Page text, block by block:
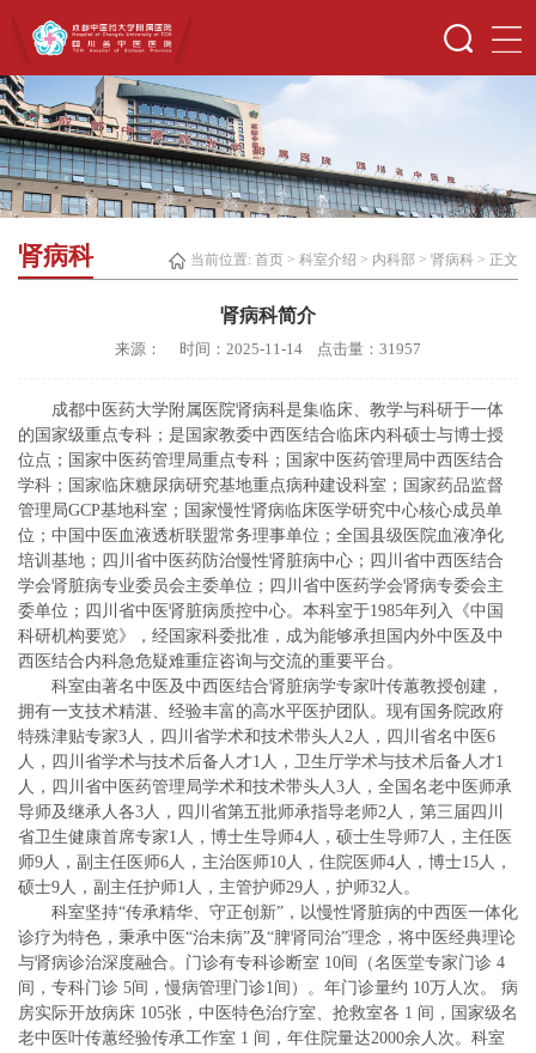
当前位置: 首页 > 科室介绍 > 内科部 > 肾病科 > 正文
肾病科
肾病科简介
来源： 时间：2025-11-14 点击量： 31957
成都中医药大学附属医院肾病科是集临床、教学与科研于一体
的国家级重点专科；是国家教委中西医结合临床内科硕士与博士授
位点；国家中医药管理局重点专科；国家中医药管理局中西医结合
学科；国家临床糖尿病研究基地重点病种建设科室；国家药品监督
管理局GCP基地科室；国家慢性肾病临床医学研究中心核心成员单
位；中国中医血液透析联盟常务理事单位；全国县级医院血液净化
培训基地；四川省中医药防治慢性肾脏病中心；四川省中西医结合
学会肾脏病专业委员会主委单位；四川省中医药学会肾病专委会主
委单位；四川省中医肾脏病质控中心。本科室于1985年列入《中国
科研机构要览》，经国家科委批准，成为能够承担国内外中医及中
西医结合内科急危疑难重症咨询与交流的重要平台。
科室由著名中医及中西医结合肾脏病学专家叶传蕙教授创建，
拥有一支技术精湛、经验丰富的高水平医护团队。现有国务院政府
特殊津贴专家3人，四川省学术和技术带头人2人，四川省名中医6
人，四川省学术与技术后备人才1人，卫生厅学术与技术后备人才1
人，四川省中医药管理局学术和技术带头人3人，全国名老中医师承
导师及继承人各3人，四川省第五批师承指导老师2人，第三届四川
省卫生健康首席专家1人，博士生导师4人，硕士生导师7人，主任医
师9人，副主任医师6人，主治医师10人，住院医师4人，博士15人，
硕士9人，副主任护师1人，主管护师29人，护师32人。
科室坚持“传承精华、守正创新”，以慢性肾脏病的中西医一体化
诊疗为特色，秉承中医“治未病”及“脾肾同治”理念，将中医经典理论
与肾病诊治深度融合。门诊有专科诊断室 10间（名医堂专家门诊 4
间，专科门诊 5间，慢病管理门诊1间）。年门诊量约 10万人次。 病
房实际开放病床 105张，中医特色治疗室、抢救室各 1 间，国家级名
老中医叶传蕙经验传承工作室 1 间，年住院量达2000余人次。科室